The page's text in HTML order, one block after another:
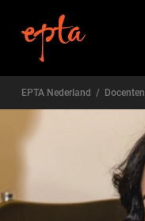
EPTA Nederland / Docenten